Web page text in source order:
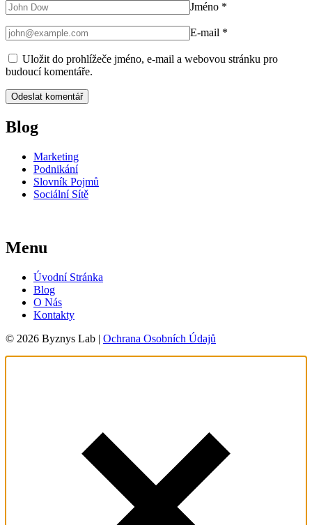
Jméno *
E-mail *
Uložit do prohlížeče jméno, e-mail a webovou stránku pro
budoucí komentáře.
Blog
Marketing
Podnikání
Slovník Pojmů
Sociální Sítě
Menu
Úvodní Stránka
Blog
O Nás
Kontakty
© 2026 Byznys Lab | Ochrana Osobních Údajů